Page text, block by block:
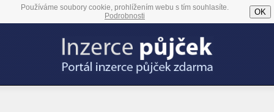
Používáme soubory cookie, prohlížením webu s tím souhlasíte.
Podrobnosti
OK